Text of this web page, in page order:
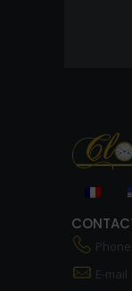
Phone
E-mail :